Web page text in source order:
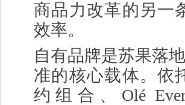
商品力改革的另一
效率。
自有品牌是苏果落
准的核心载体。依
约组合、Olé